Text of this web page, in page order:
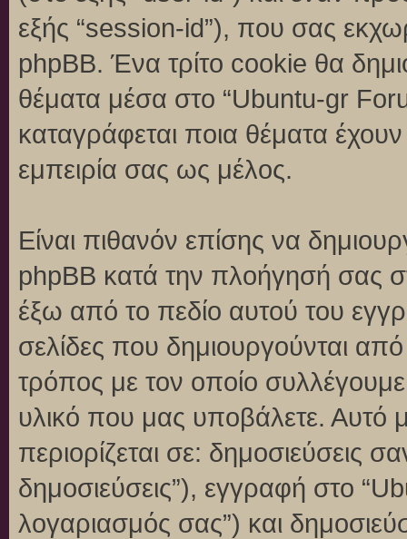
εξής “session-id”), που σας
phpBB. Ένα τρίτο cookie θα
θέματα μέσα στο “Ubuntu-gr
καταγράφεται ποια θέματα
εμπειρία σας ως μέλος.
Είναι πιθανόν επίσης να
phpBB κατά την πλοήγησή σας
έξω από το πεδίο αυτού του
σελίδες που δημιουργούνται
τρόπος με τον οποίο
υλικό που μας υποβάλετε. Αυτό
περιορίζεται σε: δημοσιεύσεις
δημοσιεύσεις”), εγγραφή στο
λογαριασμός σας”) και